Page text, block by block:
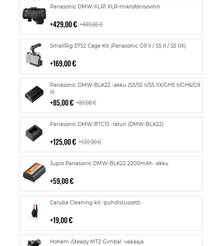
Panasonic DMW-XLR1 XLR-mikrofonisovitin
429,00 € 489,00 €
Lisää
SmallRig 5752 Cage Kit (Panasonic G9 II / S5 II / S5 IIX)
169,00 €
Lisää
Panasonic DMW-BLK22 -akku (S5/S5 II/S5 IIX/GH5 II/GH6/G9
II)
85,00 € 89,00 €
Lisää
ostoskoriin
Panasonic DMW-BTC15 -laturi (DMW-BLK22)
125,00 € 139,00 €
Lisää
Jupio Panasonic DMW-BLK22 2200mAh -akku
59,00 €
Lisää
Caruba Cleaning kit -puhdistussetti
19,00 €
Lisää
Hohem iSteady MT2 Gimbal -vakaaja
Lisää